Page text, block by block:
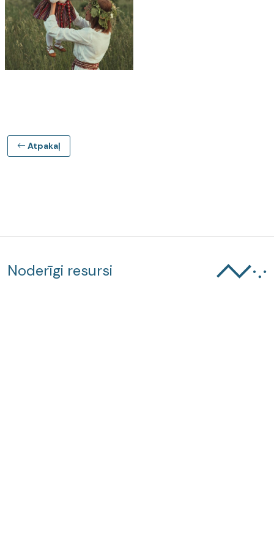
Atpakaļ
Noderīgi resursi